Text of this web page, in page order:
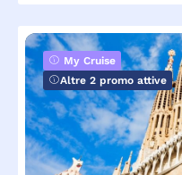
My Cruise
Altre 2 promo attive